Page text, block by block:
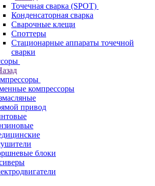
Точечная сварка (SPOT)
Конденсаторная сварка
Сварочные клещи
Споттеры
Стационарные аппараты точечной
сварки
компрессоры
привод
блоки